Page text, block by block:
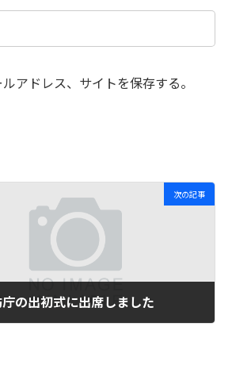
アドレス、サイトを保存する。
次の記事
の出初式に出席しました